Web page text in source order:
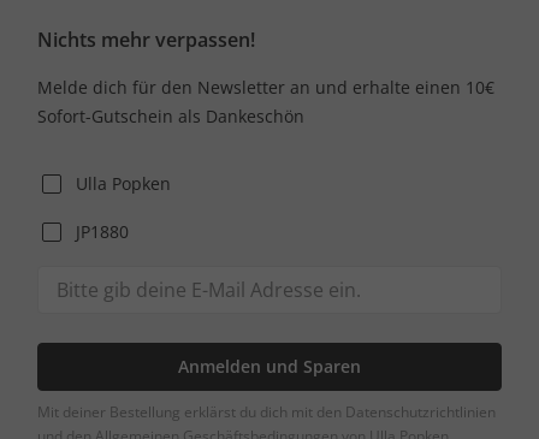
Nichts mehr verpassen!
Melde dich für den Newsletter an und erhalte einen 10€
Sofort-Gutschein als Dankeschön
Ulla Popken
JP1880
Anmelden und Sparen
Mit deiner Bestellung erklärst du dich mit den Datenschutzrichtlinien